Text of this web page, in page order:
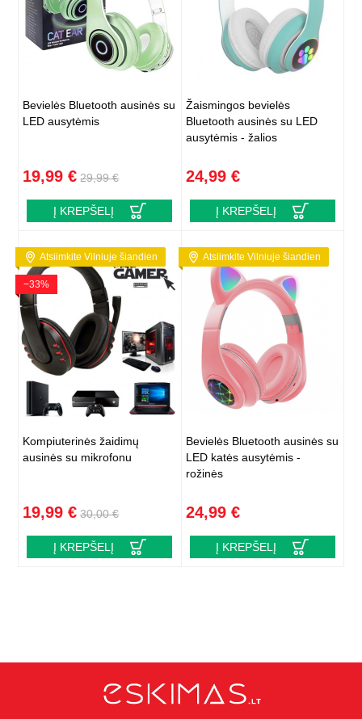
Bevielės Bluetooth ausinės su
LED ausytėmis
19,99 € 29,99 €
Į KREPŠELĮ
Žaismingos bevielės
Bluetooth ausinės su LED
ausytėmis - žalios
24,99 €
Į KREPŠELĮ
Atsiimkite Vilniuje šiandien
−33%
Kompiuterinės žaidimų
ausinės su mikrofonu
19,99 € 30,00 €
Į KREPŠELĮ
Atsiimkite Vilniuje šiandien
Bevielės Bluetooth ausinės su
LED katės ausytėmis -
rožinės
24,99 €
Į KREPŠELĮ